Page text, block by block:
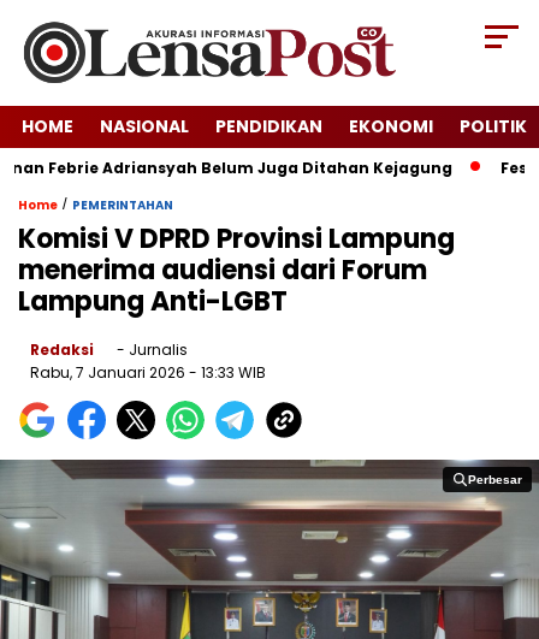
HOME NASIONAL PENDIDIKAN EKONOMI POLITIK
Febrie Adriansyah Belum Juga Ditahan Kejagung Festival
Home / PEMERINTAHAN
Komisi V DPRD Provinsi Lampung
menerima audiensi dari Forum
Lampung Anti-LGBT
Redaksi
- Jurnalis
Rabu, 7 Januari 2026 - 13:33 WIB
Perbesar
Perbesar